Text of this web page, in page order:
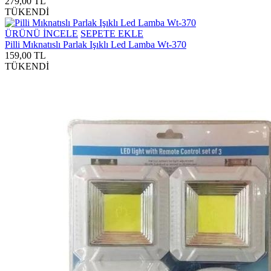
TÜKENDİ
ÜRÜNÜ İNCELE SEPETE EKLE
Pilli Mıknatıslı Parlak Işıklı Led Lamba Wt-370
159,00 TL
TÜKENDİ